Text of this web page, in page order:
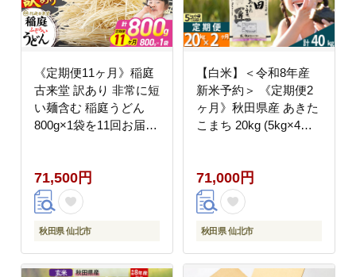
《定期便11ヶ月》稲庭
古来堂 訳あり 非常に短
い麺含む 稲庭うどん
800g×1袋を11回お届け
干麺 干し麺 細麺 無添
加 時短 離乳食 介護食
カット手間なし ご当地
お取り寄せ 手綯 てない
月 11カ月 11ケ月]
71,500円
秋田県 仙北市
【白米】＜令和8年産
新米予約＞ 《定期便2
ヶ月》秋田県産 あきた
こまち 20kg (5kg×4
便 お米定期便 白米 あ
きたこまち ごはん 米
お米 精米20kg]
71,000円
秋田県 仙北市